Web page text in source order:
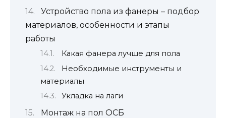
Устройство пола из фанеры – подбор
материалов, особенности и этапы
работы
Какая фанера лучше для пола
Необходимые инструменты и
материалы
Укладка на лаги
Монтаж на пол ОСБ